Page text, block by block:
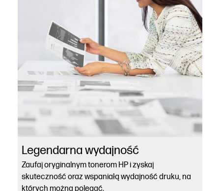
Legendarna wydajność
Zaufaj oryginalnym tonerom HP i zyskaj
skuteczność oraz wspaniałą wydajność druku, na
których można polegać.